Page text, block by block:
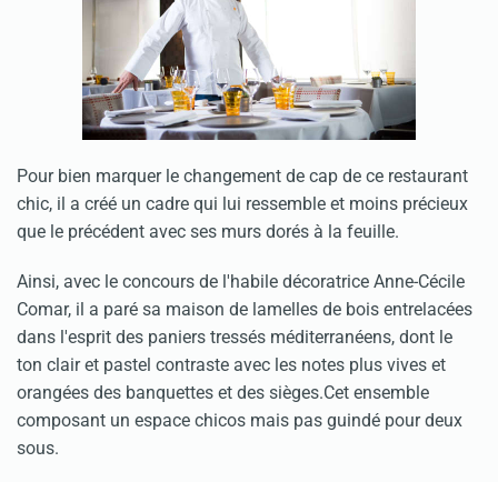
Pour bien marquer le changement de cap de ce restaurant
chic, il a créé un cadre qui lui ressemble et moins précieux
que le précédent avec ses murs dorés à la feuille.
Ainsi, avec le concours de l'habile décoratrice Anne-Cécile
Comar, il a paré sa maison de lamelles de bois entrelacées
dans l'esprit des paniers tressés méditerranéens, dont le
ton clair et pastel contraste avec les notes plus vives et
orangées des banquettes et des sièges.Cet ensemble
composant un espace chicos mais pas guindé pour deux
sous.